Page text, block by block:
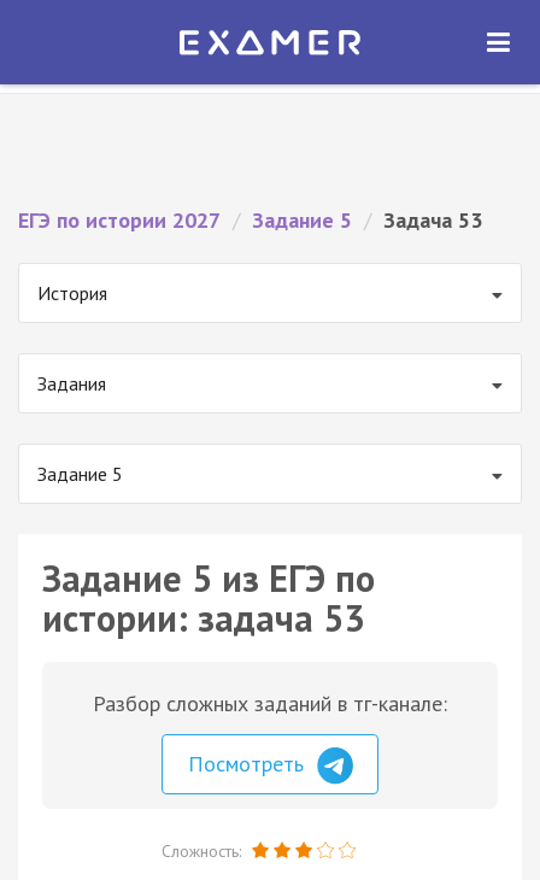
Экзамер — ЕГЭ 2027
ОТКРЫТЬ
ЕГЭ по истории 2027 / Задание 5 / Задача 53
История
Задания
Задание 5
Задание 5 из ЕГЭ по
истории: задача 53
Разбор сложных заданий в тг-канале:
Посмотреть
Сложность: